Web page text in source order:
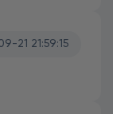
21 21:59:15